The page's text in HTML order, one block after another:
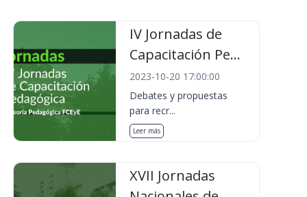
IV Jornadas de
Capacitación Pe...
2023-10-20 17:00:00
Debates y propuestas
para recr...
Leer más
XVII Jornadas